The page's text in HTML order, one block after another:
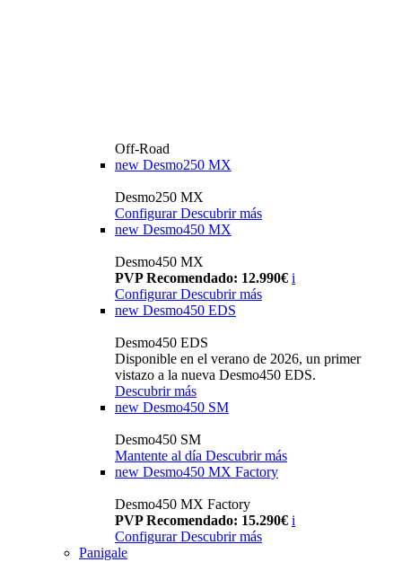
Off-Road
new Desmo250 MX
Desmo250 MX
Configurar Descubrir más
new Desmo450 MX
Desmo450 MX
PVP Recomendado: 12.990€ i
Configurar Descubrir más
new Desmo450 EDS
Desmo450 EDS
Disponible en el verano de 2026, un primer
vistazo a la nueva Desmo450 EDS.
Descubrir más
new Desmo450 SM
Desmo450 SM
Mantente al día Descubrir más
new Desmo450 MX Factory
Desmo450 MX Factory
PVP Recomendado: 15.290€ i
Configurar Descubrir más
Panigale